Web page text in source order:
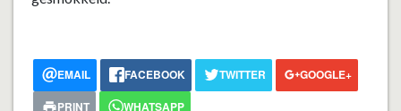
EMAIL FACEBOOK TWITTER
GOOGLE+
PRINT
WHATSAPP